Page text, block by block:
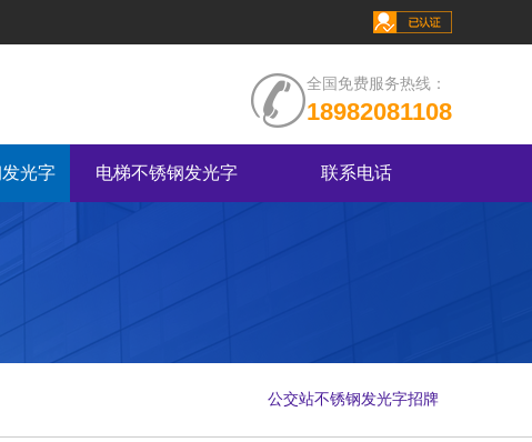
全国免费服务热线：
18982081108
光字 电梯不锈钢发光字 联系电话
公交站不锈钢发光字招牌